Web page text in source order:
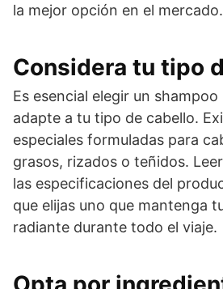
la mejor opción en el mercado.
Considera tu tipo
Es esencial elegir un
adapte a tu tipo de cabello.
especiales formuladas para
grasos, rizados o teñidos.
las especificaciones del
que elijas uno que mantenga
radiante durante todo el viaje.